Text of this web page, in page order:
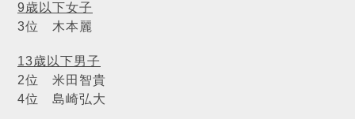
9歳以下女子
3位 木本麗
13歳以下男子
2位 米田智貴
4位 島崎弘大